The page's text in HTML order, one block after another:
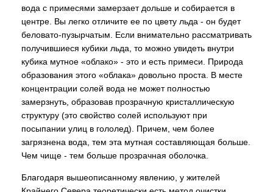
вода с примесями замерзает дольше и собирается в
центре. Вы легко отличите ее по цвету льда - он будет
беловато-пузырчатым. Если внимательно рассматривать
получившиеся кубики льда, то можно увидеть внутри
кубика мутное «облако» - это и есть примеси. Природа
образования этого «облака» довольно проста. В месте
концентрации солей вода не может полностью
замерзнуть, образовав прозрачную кристаллическую
структуру (это свойство солей используют при
посыпании улиц в гололед). Причем, чем более
загрязнена вода, тем эта мутная составляющая больше.
Чем чище - тем больше прозрачная оболочка.
Благодаря вышеописанному явлению, у жителей